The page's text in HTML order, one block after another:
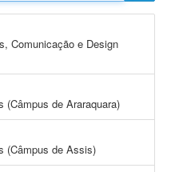
Comunicação e Design
(Câmpus de Araraquara)
(Câmpus de Assis)